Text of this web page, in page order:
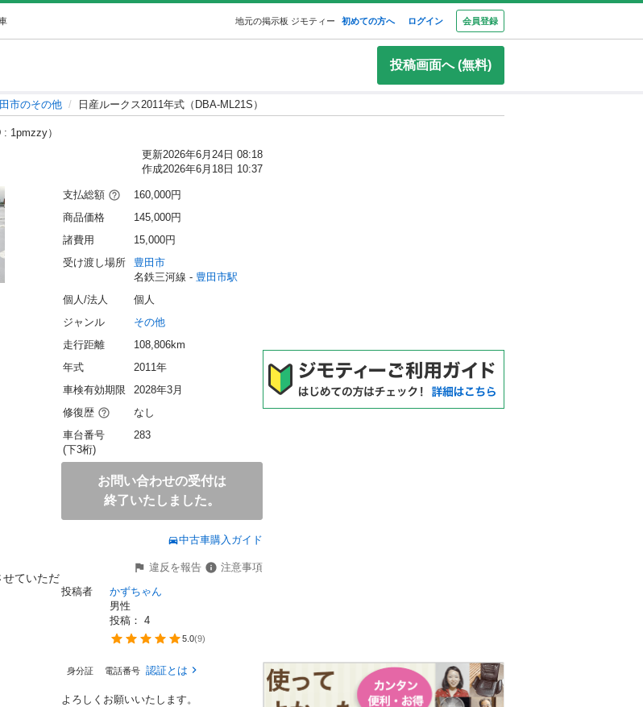
地元の掲示板 ジモティー 初めての方へ ログイン 会員登録
投稿画面へ (無料)
市のその他 日産ルークス2011年式（DBA-ML21S）
: 1pmzzy）
更新2026年6月24日 08:18
作成2026年6月18日 10:37
せていただ
支払総額
160,000円
商品価格
145,000円
諸費用
15,000円
受け渡し場所
豊田市
名鉄三河線 - 豊田市駅
個人/法人
個人
ジャンル
その他
走行距離
108,806km
年式
2011年
車検有効期限
2028年3月
修復歴
なし
車台番号
(下3桁)
283
お問い合わせの受付は
終了いたしました。
中古車購入ガイド
違反を報告
注意事項
投稿者
かずちゃん
男性
投稿： 4
5.0(9)
身分証 電話番号 認証とは
よろしくお願いいたします。